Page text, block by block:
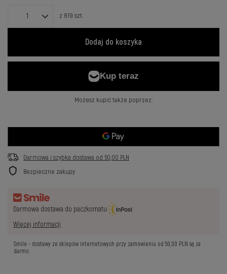
z 819 szt.
Dodaj do koszyka
Możesz kupić także poprzez:
Darmowa i szybka dostawa od 50,00 PLN
Bezpieczne zakupy
Darmowa dostawa do paczkomatu
Więcej informacji
Smile - dostawy ze sklepów internetowych przy zamówieniu od50,00 PLN są za
darmo.